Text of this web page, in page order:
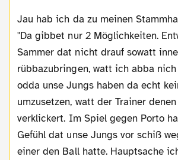
Jau hab ich da zu meinen Stammhalter gesacht:
"Da gibbet nur 2 Möglichkeiten.
Sammer dat nicht drauf sowatt
rübbazubringen, watt ich abba
odda unse Jungs haben da echt
umzusetzen, watt der Trainer
verklickert. Im Spiel gegen Porto
Gefühl dat unse Jungs vor schiß
einer den Ball hatte. Hauptsache